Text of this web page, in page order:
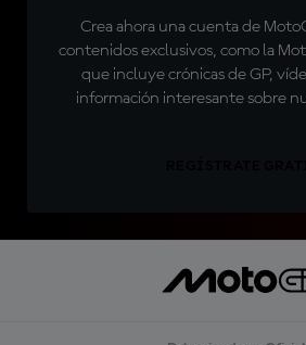
Crea ahora una cuenta de
contenidos exclusivos, como la
que incluye crónicas de GP,
información interesante sobre